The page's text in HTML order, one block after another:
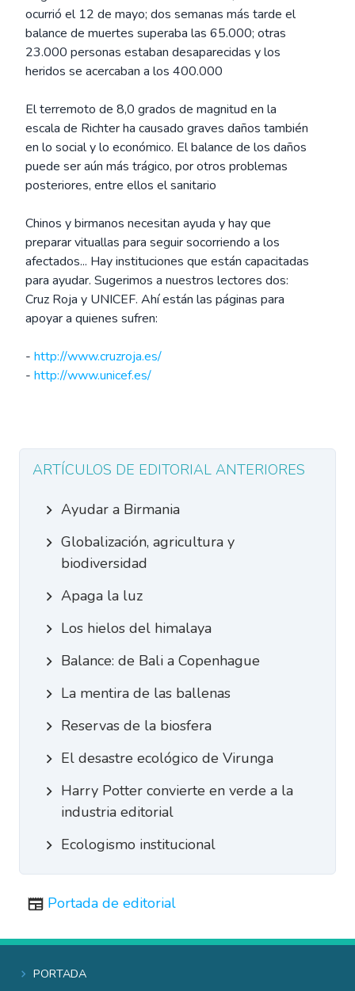
ocurrió el 12 de mayo; dos semanas más tarde el
balance de muertes superaba las 65.000; otras
23.000 personas estaban desaparecidas y los
heridos se acercaban a los 400.000
El terremoto de 8,0 grados de magnitud en la
escala de Richter ha causado graves daños también
en lo social y lo económico. El balance de los daños
puede ser aún más trágico, por otros problemas
posteriores, entre ellos el sanitario
Chinos y birmanos necesitan ayuda y hay que
preparar vituallas para seguir socorriendo a los
afectados... Hay instituciones que están capacitadas
para ayudar. Sugerimos a nuestros lectores dos:
Cruz Roja y UNICEF. Ahí están las páginas para
apoyar a quienes sufren:
- http://www.cruzroja.es/
- http://www.unicef.es/
ARTÍCULOS DE EDITORIAL ANTERIORES
Ayudar a Birmania
Globalización, agricultura y
biodiversidad
Apaga la luz
Los hielos del himalaya
Balance: de Bali a Copenhague
La mentira de las ballenas
Reservas de la biosfera
El desastre ecológico de Virunga
Harry Potter convierte en verde a la
industria editorial
Ecologismo institucional
Portada de editorial
Portada